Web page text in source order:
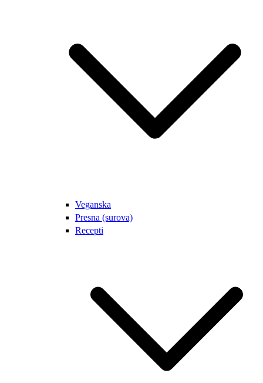
Veganska
Presna (surova)
Recepti